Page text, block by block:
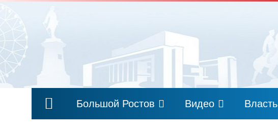
Большой Ростов Видео Власть